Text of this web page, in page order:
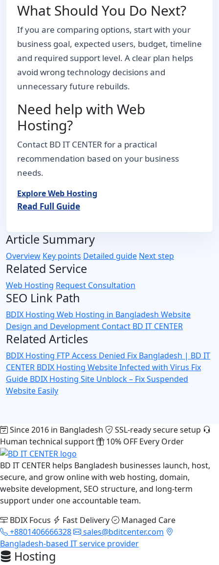
What Should You Do Next?
If you are comparing options, start with your
business goal, expected users, budget, timeline
and required support level. A clear plan helps
avoid wrong technology decisions and
unnecessary future rebuilds.
Need help with Web
Hosting?
Contact BD IT CENTER for a practical
recommendation based on your business
needs.
Explore Web Hosting
Read Full Guide
Article Summary
Overview Key points Detailed guide Next step
Related Service
Web Hosting Request Consultation
SEO Link Path
BDIX Hosting Web Hosting in Bangladesh Website
Design and Development Contact BD IT CENTER
Related Articles
BDIX Hosting FTP Access Denied Fix Bangladesh | BD IT
CENTER BDIX Hosting Website Infected with Virus Fix
Guide BDIX Hosting Site Unblock – Fix Suspended
Website Easily
Since 2016 in Bangladesh
SSL-ready secure setup
Human technical support
10% OFF Every Order
BD IT CENTER helps Bangladesh businesses launch, host,
secure, and grow online with web hosting, domain,
website development, SEO structure, and long-term
support under one accountable team.
BDIX Focus
Fast Delivery
Managed Care
+8801406666328
sales@bditcenter.com
Bangladesh-based IT service provider
Hosting